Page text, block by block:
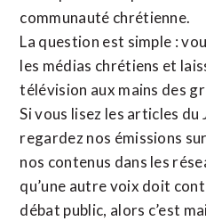
communauté chrétienne.
La question est simple :
les médias chrétiens et
télévision aux mains des
Si vous lisez les articles
regardez nos émissions
nos contenus dans les
qu’une autre voix doit
débat public, alors c’est